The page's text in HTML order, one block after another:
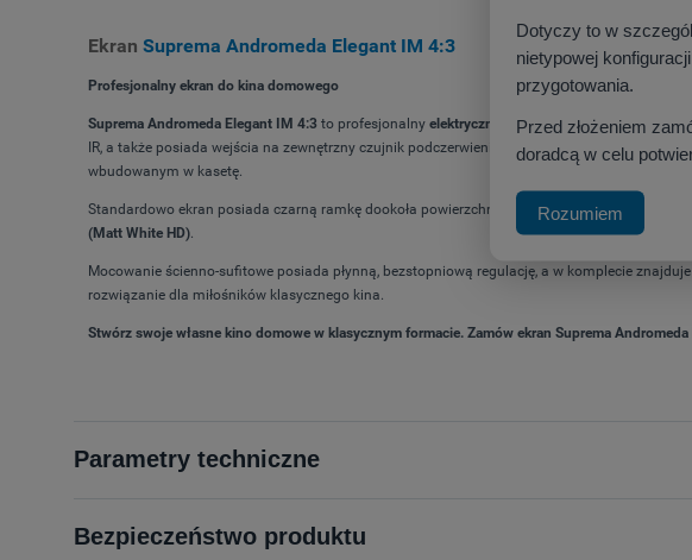
Ekran Suprema Andromeda Elegant IM 4:3
Profesjonalny ekran do kina domowego
Suprema Andromeda Elegant IM 4:3 to profesjonalny elektryczny ekran projekcyjnyz linii
IR, a także posiada wejścia na zewnętrzny czujnik podczerwieni oraz inteligentny interfejs,
wbudowanym w kasetę.
Standardowo ekran posiada czarną ramkę dookoła powierzchni aktywnej oraz czarny górny
(Matt White HD)
Mocowanie ścienno-sufitowe posiada płynną, bezstopniową regulację, a w komplecie
rozwiązanie dla miłośników klasycznego kina.
Stwórz swoje własne kino domowe w klasycznym formacie. Zamów ekran Suprema
Parametry techniczne
Bezpieczeństwo produktu
Dotyczy to w
nietypowej
przygotowania.
Przed złożeniem
doradcą w celu
Rozumiem